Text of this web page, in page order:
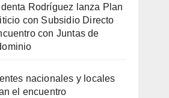
Rodríguez lanza Plan
con Subsidio Directo
con Juntas de
nacionales y locales
el encuentro